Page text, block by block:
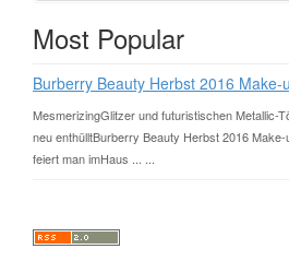
Most Popular
Burberry Beauty Herbst 2016 Make-
MesmerizingGlitzer und futuristischen Metallic-
neu enthülltBurberry Beauty Herbst 2016
feiert man imHaus ... ...